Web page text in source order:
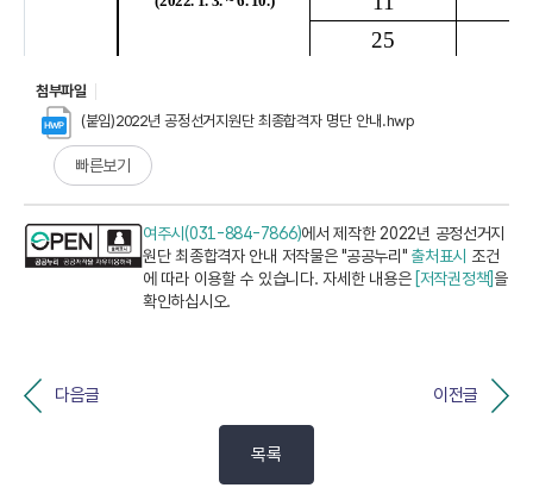
첨부파일
(붙임)2022년 공정선거지원단 최종합격자 명단 안내.hwp
빠른보기
여주시(031-884-7866)에서 제작한 2022년 공정선거지
원단 최종합격자 안내 저작물은 "공공누리" 출처표시 조건
에 따라 이용할 수 있습니다. 자세한 내용은 [저작권정책]을
확인하십시오.
다음글 이전글
목록